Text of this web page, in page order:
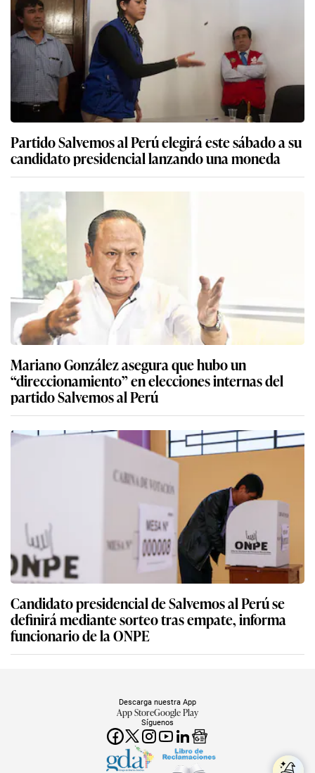
Partido Salvemos al Perú elegirá este sábado a su
candidato presidencial lanzando una moneda
Mariano González asegura que hubo un
“direccionamiento” en elecciones internas del
partido Salvemos al Perú
Candidato presidencial de Salvemos al Perú se
definirá mediante sorteo tras empate, informa
funcionario de la ONPE
Síguenos
Descarga nuestra App
App StoreGoogle Play